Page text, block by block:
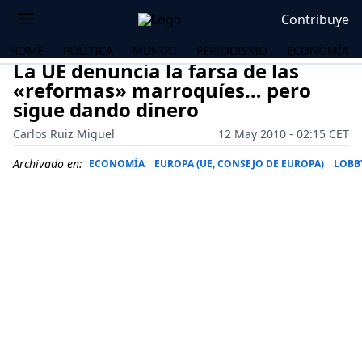
Contribuye
HOME POLÍTICA MUNDO PERIODISMO ECONOMÍA
La UE denuncia la farsa de las
«reformas» marroquíes… pero
sigue dando dinero
Carlos Ruiz Miguel
12 May 2010 - 02:15 CET
Archivado en: ECONOMÍA EUROPA (UE, CONSEJO DE EUROPA)